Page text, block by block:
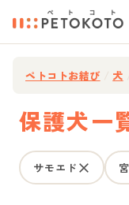
ペトコトお結び 犬
保護犬一
サモエド